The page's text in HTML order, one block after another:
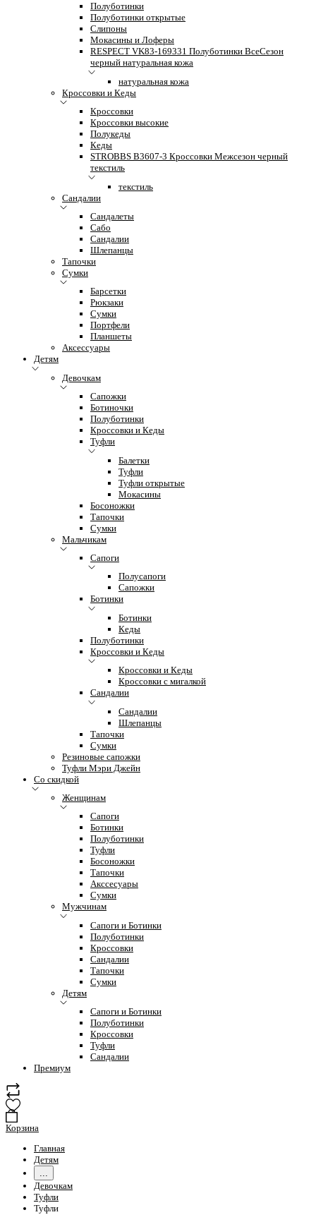
Полуботинки
Полуботинки открытые
Слипоны
Мокасины и Лоферы
RESPECT VK83-169331 Полуботинки ВсеСезон
черный натуральная кожа
натуральная кожа
Кроссовки и Кеды
Кроссовки
Кроссовки высокие
Полукеды
Кеды
STROBBS B3607-3 Кроссовки Межсезон черный
текстиль
текстиль
Сандалии
Сандалеты
Сабо
Сандалии
Шлепанцы
Тапочки
Сумки
Барсетки
Рюкзаки
Сумки
Портфели
Планшеты
Аксессуары
Детям
Девочкам
Сапожки
Ботиночки
Полуботинки
Кроссовки и Кеды
Туфли
Балетки
Туфли
Туфли открытые
Мокасины
Босоножки
Тапочки
Сумки
Мальчикам
Сапоги
Полусапоги
Сапожки
Ботинки
Ботинки
Кеды
Полуботинки
Кроссовки и Кеды
Кроссовки и Кеды
Кроссовки с мигалкой
Сандалии
Сандалии
Шлепанцы
Тапочки
Сумки
Резиновые сапожки
Туфли Мэри Джейн
Со скидкой
Женщинам
Сапоги
Ботинки
Полуботинки
Туфли
Босоножки
Тапочки
Акссесуары
Сумки
Мужчинам
Сапоги и Ботинки
Полуботинки
Кроссовки
Сандалии
Тапочки
Сумки
Детям
Сапоги и Ботинки
Полуботинки
Кроссовки
Туфли
Сандалии
Премиум
Корзина
Главная
Детям
...
Девочкам
Туфли
Туфли